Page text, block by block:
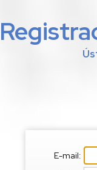
E-mail: